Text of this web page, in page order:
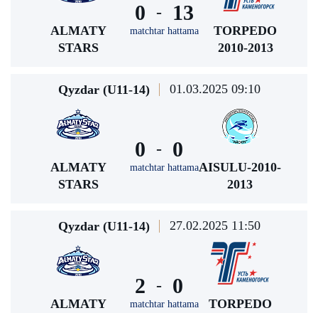
ALMATY
STARS
0 -
matchtar hattama
13
TORPEDO
2010-2013
Qyzdar (U11-14) 01.03.2025 09:10
ALMATY
STARS
0 -
matchtar hattama
0
AISULU-2010-
2013
Qyzdar (U11-14) 27.02.2025 11:50
ALMATY
2 -
matchtar hattama
0
TORPEDO